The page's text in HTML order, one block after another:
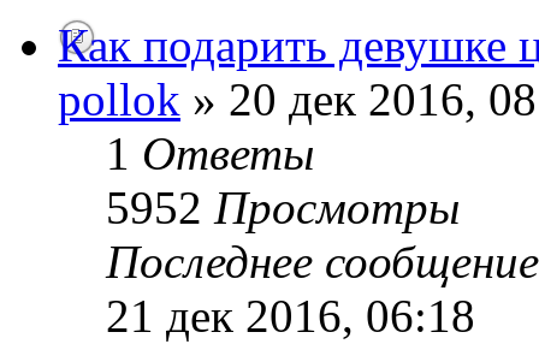
Как подарить девушке
pollok » 20 дек 2016,
1 Ответы
5952 Просмотры
Последнее
21 дек 2016, 06:18